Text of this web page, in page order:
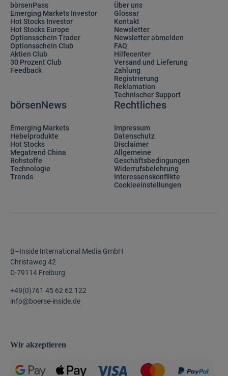
börsenPass
Emerging Markets Investor
Hot Stocks Investor
Hot Stocks Europe
Optionsschein Trader
Optionsschein Club
Aktien Club
30 Prozent Club
Feedback
Über uns
Glossar
Kontakt
Newsletter
Newsletter abmelden
FAQ
Hilfecenter
Versand und Lieferung
Zahlung
Registrierung
Reklamation
Technischer Support
börsenNews
Emerging Markets
Hebelprodukte
Hot Stocks
Megatrend China
Rohstoffe
Technologie
Trends
Rechtliches
Impressum
Datenschutz
Disclaimer
Allgemeine
Geschäftsbedingungen
Widerrufsbelehrung
Interessenskonflikte
Cookieeinstellungen
B–Inside International Media GmbH
Christaweg 42
D-79114 Freiburg
+49(0)761 45 62 62 122
info@boerse-inside.de
Wir akzeptieren